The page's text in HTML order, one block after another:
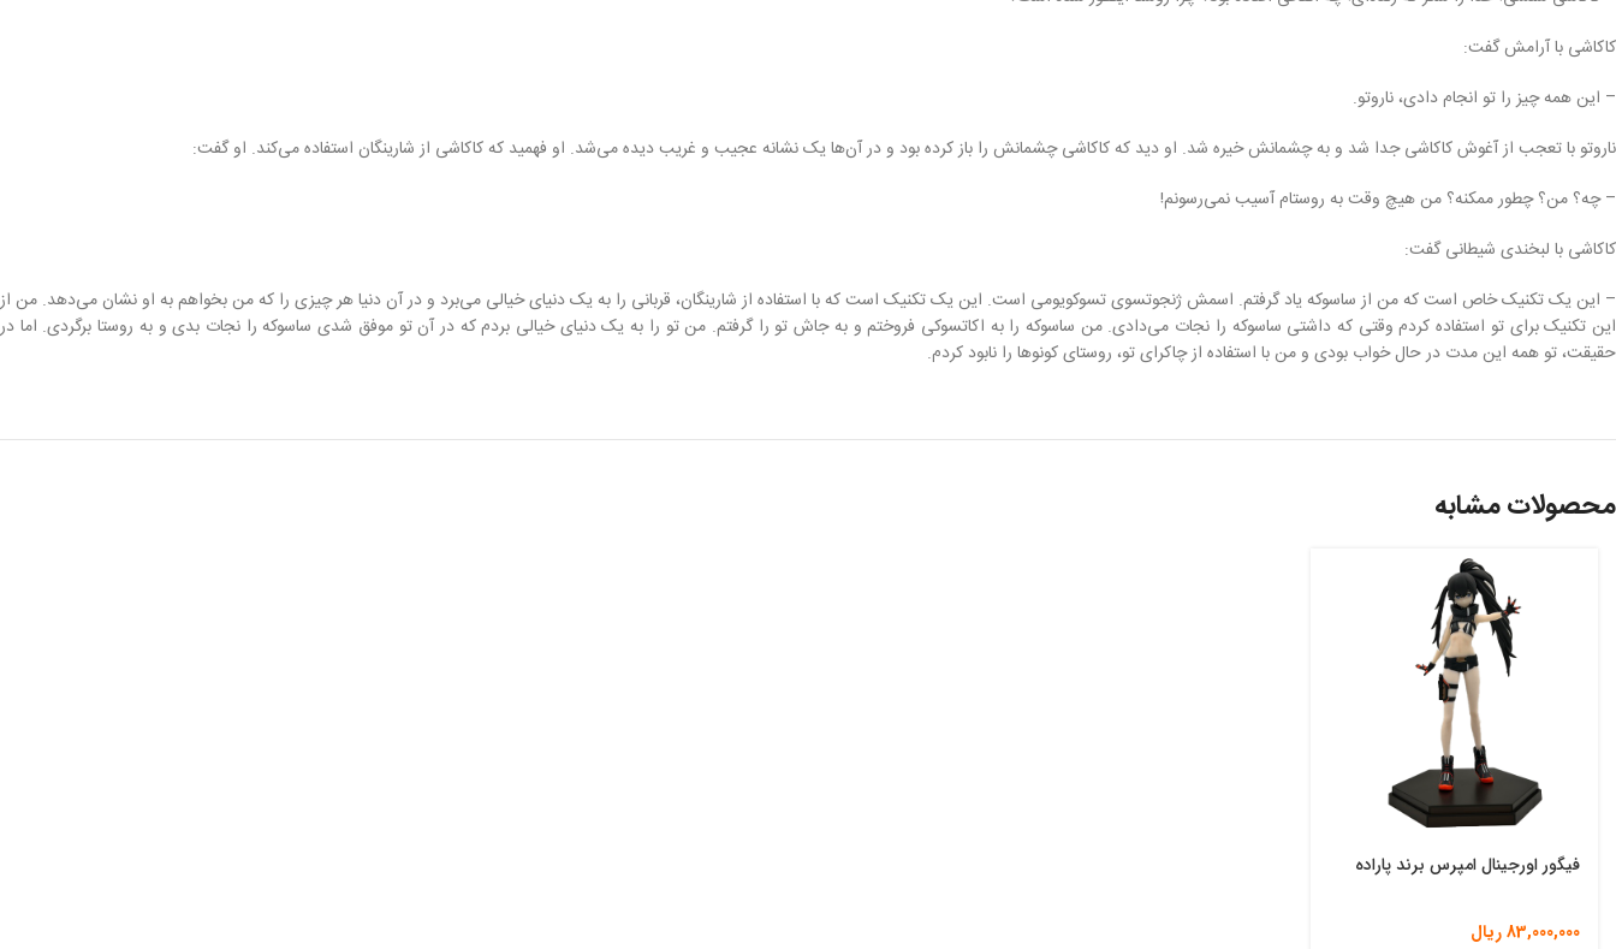
کاکاشی با آرامش گفت:
– این همه چیز را تو انجام دادی، ناروتو.
ناروتو با تعجب از آغوش کاکاشی جدا شد و به چشمانش خیره شد. او دید که کاکاشی چشمانش را باز کرده بود و در آن‌ها یک نشانه عجیب و غریب دیده می‌شد. او فهمید که کاکاشی از شارینگان استفاده می‌کند. او گفت:
– چه؟ من؟ چطور ممکنه؟ من هیچ وقت به روستام آسیب نمی‌رسونم!
کاکاشی با لبخندی شیطانی گفت:
– این یک تکنیک خاص است که من از ساسوکه یاد گرفتم. اسمش ژنجوتسوی تسوکویومی است. این یک تکنیک است که با استفاده از شارینگان، قربانی را به یک دنیای خیالی می‌برد و در آن دنیا هر چیزی را که من بخواهم به او نشان می‌دهد. من از
این تکنیک برای تو استفاده کردم وقتی که داشتی ساسوکه را نجات می‌دادی. من ساسوکه را به اکاتسوکی فروختم و به جاش تو را گرفتم. من تو را به یک دنیای خیالی بردم که در آن تو موفق شدی ساسوکه را نجات بدی و به روستا برگردی. اما در
حقیقت، تو همه این مدت در حال خواب بودی و من با استفاده از چاکرای تو، روستای کونوها را نابود کردم.
محصولات مشابه
فیگور اورجینال امپرس برند پاراده
83,000,000ریال